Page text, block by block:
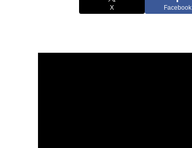
X Facebook